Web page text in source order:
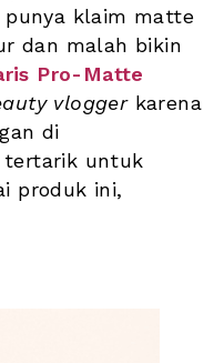
punya klaim matte
Pro-Matte
vlogger karena
di
tertarik untuk
produk ini,